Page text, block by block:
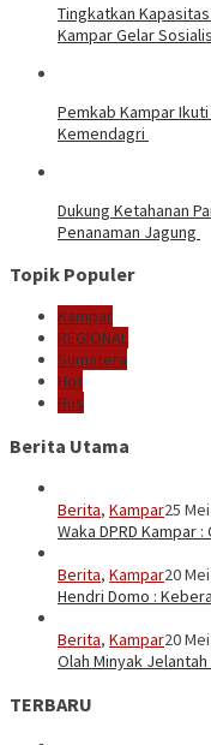
Tingkatkan
Kampar Gelar
Pemkab Kampar
Kemendagri
Dukung Ketahanan
Penanaman Jagung
Topik Populer
Kampar
REGIONAL
Sumatera
Hot
Bus
Berita Utama
Berita, Kampar25
Waka DPRD Kampar
Berita, Kampar20
Hendri Domo :
Berita, Kampar20
Olah Minyak
TERBARU